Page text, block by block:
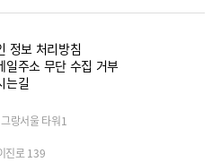
정보 처리방침
일주소 무단 수집 거부
는길
랑서울 타워1
진로 139